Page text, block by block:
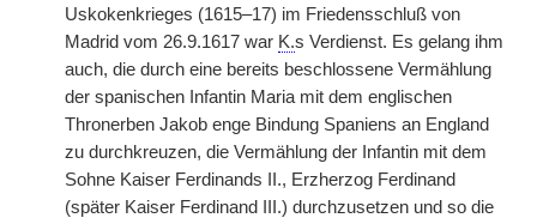
Uskokenkrieges (1615–17) im Friedensschluß von
Madrid vom 26.9.1617 war K.s Verdienst. Es gelang ihm
auch, die durch eine bereits beschlossene Vermählung
der spanischen Infantin Maria mit dem englischen
Thronerben Jakob enge Bindung Spaniens an England
zu durchkreuzen, die Vermählung der Infantin mit dem
Sohne Kaiser Ferdinands II., Erzherzog Ferdinand
(später Kaiser Ferdinand III.) durchzusetzen und so die